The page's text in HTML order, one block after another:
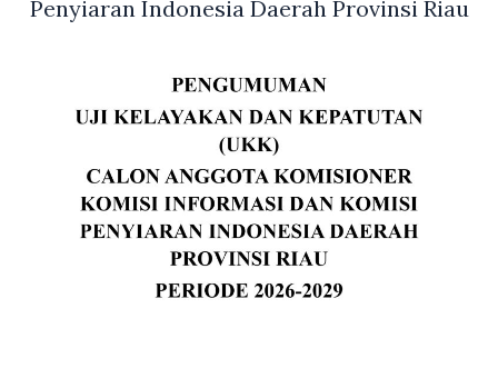
Penyiaran Indonesia Daerah Provinsi Riau